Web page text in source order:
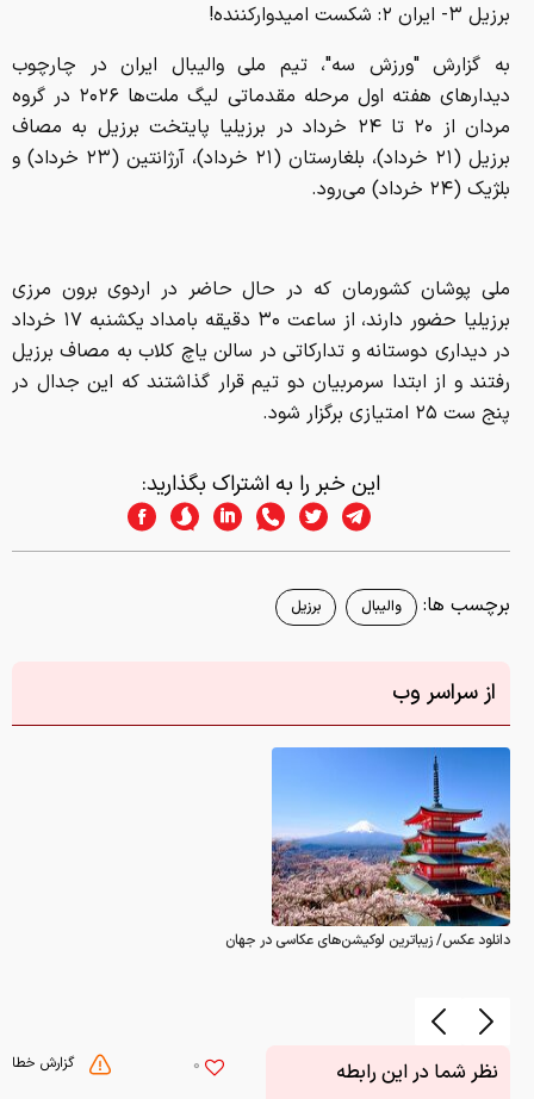
برزیل ٣- ایران ٢: شکست امیدوارکننده!
به گزارش "ورزش سه"، تیم ملی والیبال ایران در چارچوب
دیدارهای هفته اول مرحله مقدماتی لیگ ملت‌ها ۲۰۲۶ در گروه
مردان از ۲۰ تا ۲۴ خرداد در برزیلیا پایتخت برزیل به مصاف
برزیل (۲۱ خرداد)، بلغارستان (۲۱ خرداد)، آرژانتین (۲۳ خرداد) و
بلژیک (۲۴ خرداد) می‌رود.
ملی پوشان کشورمان که در حال حاضر در اردوی برون مرزی
برزیلیا حضور دارند، از ساعت ۳۰ دقیقه بامداد یکشنبه ۱۷ خرداد
در دیداری دوستانه و تدارکاتی در سالن یاچ کلاب به مصاف برزیل
رفتند و از ابتدا سرمربیان دو تیم قرار گذاشتند که این جدال در
پنج ست ۲۵ امتیازی برگزار شود.
این خبر را به اشتراک بگذارید:
برچسب ها: والیبال برزیل
از سراسر وب
دانلود عکس/ زیباترین لوکیشن‌های عکاسی در جهان
گزارش خطا 0
نظر شما در این رابطه